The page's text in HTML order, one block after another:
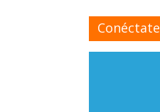
Conéctate